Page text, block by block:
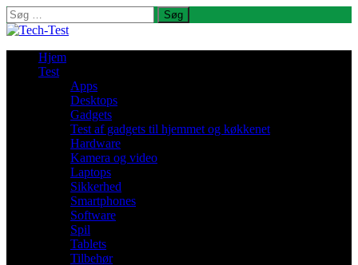
Søg
efter:
Hjem
Test
Apps
Desktops
Gadgets
Test af gadgets til hjemmet og køkkenet
Hardware
Kamera og video
Laptops
Sikkerhed
Smartphones
Software
Spil
Tablets
Tilbehør